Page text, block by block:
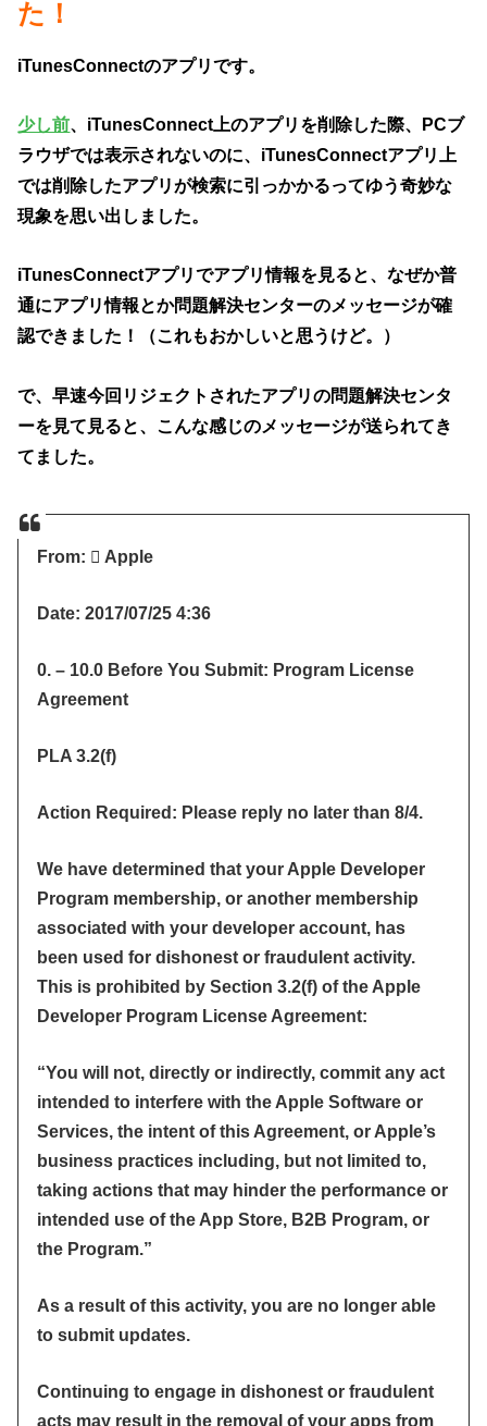
た！
iTunesConnectのアプリです。
少し前、iTunesConnect上のアプリを削除した際、PCブ
ラウザでは表示されないのに、iTunesConnectアプリ上
では削除したアプリが検索に引っかかるってゆう奇妙な
現象を思い出しました。
iTunesConnectアプリでアプリ情報を見ると、なぜか普
通にアプリ情報とか問題解決センターのメッセージが確
認できました！（これもおかしいと思うけど。）
で、早速今回リジェクトされたアプリの問題解決センタ
ーを見て見ると、こんな感じのメッセージが送られてき
てました。
From:  Apple
Date: 2017/07/25 4:36
0. – 10.0 Before You Submit: Program License
Agreement
PLA 3.2(f)
Action Required: Please reply no later than 8/4.
We have determined that your Apple Developer
Program membership, or another membership
associated with your developer account, has
been used for dishonest or fraudulent activity.
This is prohibited by Section 3.2(f) of the Apple
Developer Program License Agreement:
“You will not, directly or indirectly, commit any act
intended to interfere with the Apple Software or
Services, the intent of this Agreement, or Apple’s
business practices including, but not limited to,
taking actions that may hinder the performance or
intended use of the App Store, B2B Program, or
the Program.”
As a result of this activity, you are no longer able
to submit updates.
Continuing to engage in dishonest or fraudulent
acts may result in the removal of your apps from